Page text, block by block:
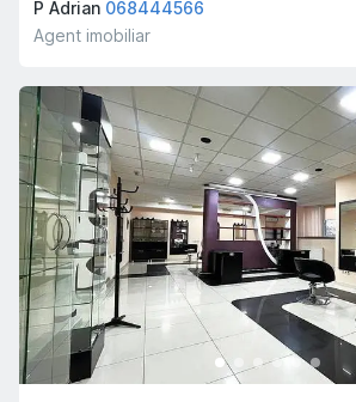
P Adrian 068444566
Agent imobiliar